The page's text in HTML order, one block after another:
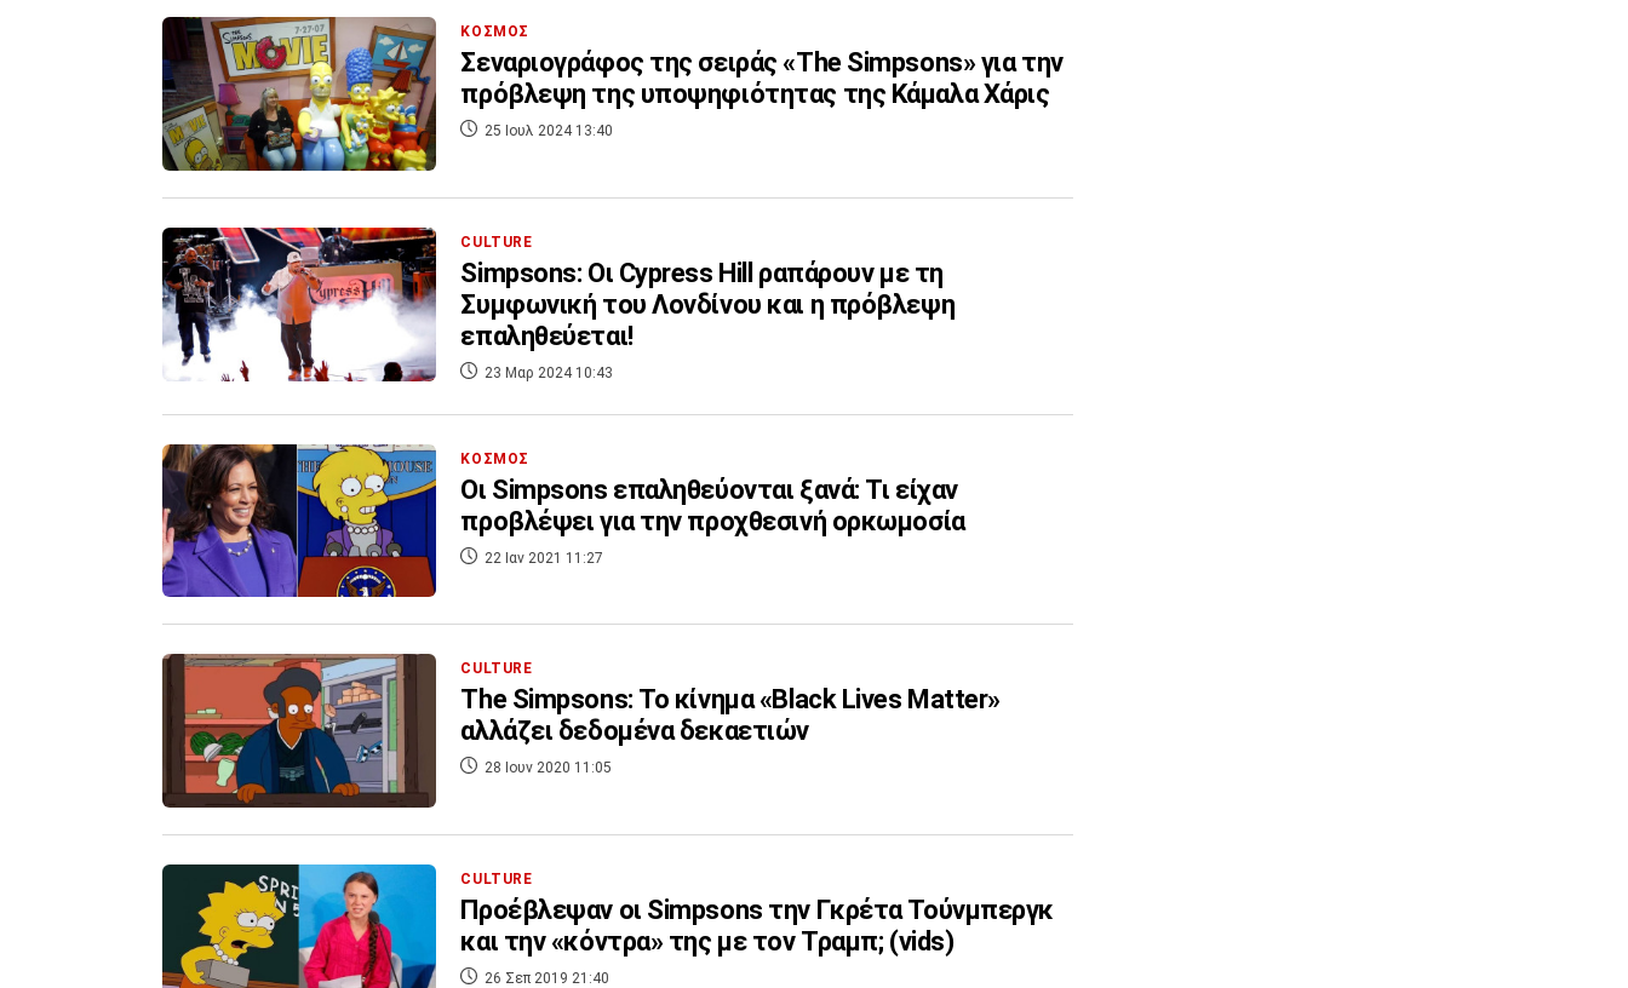
ΚΟΣΜΟΣ
Σεναριογράφος της σειράς «The Simpsons» για την
πρόβλεψη της υποψηφιότητας της Κάμαλα Χάρις
25 Ιουλ 2024 13:40
CULTURE
Simpsons: Οι Cypress Hill ραπάρουν με τη
Συμφωνική του Λονδίνου και η πρόβλεψη
επαληθεύεται!
23 Μαρ 2024 10:43
ΚΟΣΜΟΣ
Οι Simpsons επαληθεύονται ξανά: Τι είχαν
προβλέψει για την προχθεσινή ορκωμοσία
22 Ιαν 2021 11:27
CULTURE
The Simpsons: Το κίνημα «Black Lives Matter»
αλλάζει δεδομένα δεκαετιών
28 Ιουν 2020 11:05
CULTURE
Προέβλεψαν οι Simpsons την Γκρέτα Τούνμπεργκ
και την «κόντρα» της με τον Τραμπ; (vids)
26 Σεπ 2019 21:40